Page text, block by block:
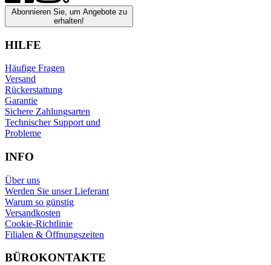
Abonnieren Sie, um Angebote zu
erhalten!
HILFE
Häufige Fragen
Versand
Rückerstattung
Garantie
Sichere Zahlungsarten
Technischer Support und
Probleme
INFO
Über uns
Werden Sie unser Lieferant
Warum so günstig
Versandkosten
Cookie-Richtlinie
Filialen & Öffnungszeiten
BÜROKONTAKTE